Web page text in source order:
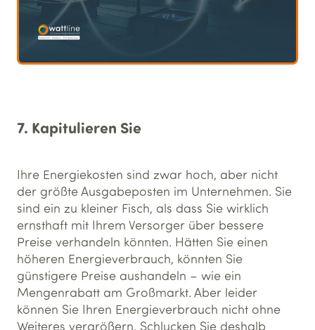
7. Kapitulieren Sie
Ihre Energiekosten sind zwar hoch, aber nicht
der größte Ausgabeposten im Unternehmen. Sie
sind ein zu kleiner Fisch, als dass Sie wirklich
ernsthaft mit Ihrem Versorger über bessere
Preise verhandeln könnten. Hätten Sie einen
höheren Energieverbrauch, könnten Sie
günstigere Preise aushandeln – wie ein
Mengenrabatt am Großmarkt. Aber leider
können Sie Ihren Energieverbrauch nicht ohne
Weiteres vergrößern. Schlucken Sie deshalb